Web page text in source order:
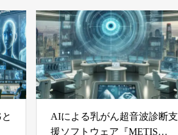
AIによる乳がん超音波診断支
援ソフトウェア『METIS